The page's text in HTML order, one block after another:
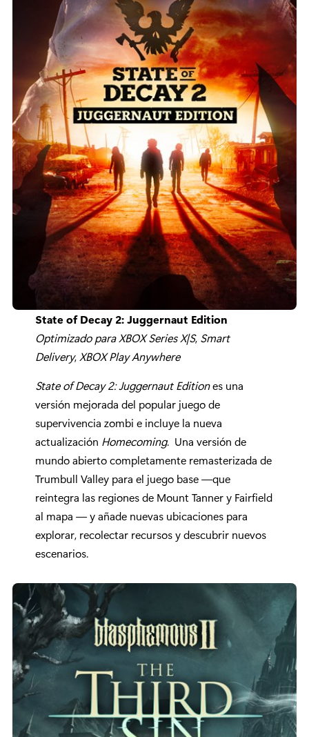
State of Decay 2: Juggernaut Edition
Optimizado para XBOX Series X|S, Smart
Delivery,XBOX Play Anywhere
State of Decay 2: Juggernaut Editiones una
versión mejorada del popular juego de
supervivencia zombi e incluye la nueva
actualización Homecoming. Una versión de
mundo abierto completamente remasterizada de
Trumbull Valley para el juego base —que
reintegra las regiones de Mount Tanner y Fairfield
al mapa — y añade nuevas ubicaciones para
explorar, recolectar recursos y descubrir nuevos
escenarios.